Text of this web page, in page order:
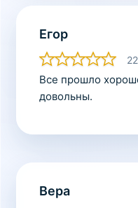
Егор
Все прошло
довольны.
Вера